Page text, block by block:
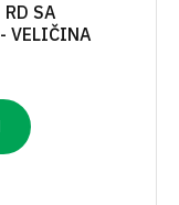
SA
VELIČINA